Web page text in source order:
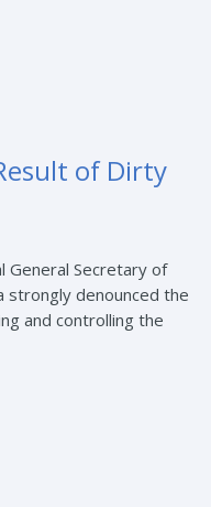
of Dirty
General Secretary of
strongly denounced the
and controlling the